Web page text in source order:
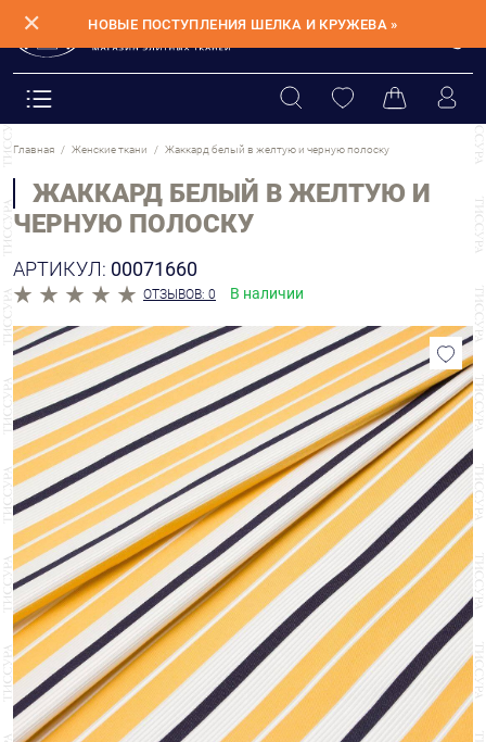
✕ НОВЫЕ ПОСТУПЛЕНИЯ ШЕЛКА И КРУЖЕВА »
Главная Женские ткани Жаккард белый в желтую и черную полоску
ЖАККАРД БЕЛЫЙ В ЖЕЛТУЮ И
ЧЕРНУЮ ПОЛОСКУ
АРТИКУЛ: 00071660
ОТЗЫВОВ: 0 В наличии